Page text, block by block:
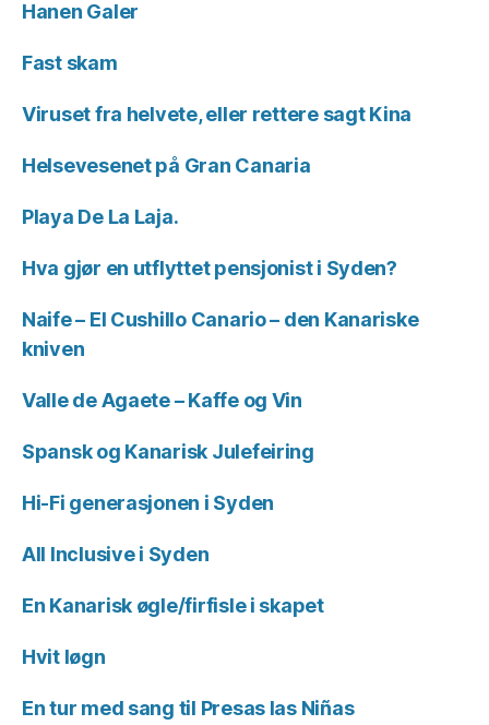
Hanen Galer
Fast skam
Viruset fra helvete, eller rettere sagt Kina
Helsevesenet på Gran Canaria
Playa De La Laja.
Hva gjør en utflyttet pensjonist i Syden?
Naife – El Cushillo Canario – den Kanariske
kniven
Valle de Agaete – Kaffe og Vin
Spansk og Kanarisk Julefeiring
Hi-Fi generasjonen i Syden
All Inclusive i Syden
En Kanarisk øgle/firfisle i skapet
Hvit løgn
En tur med sang til Presas las Niñas